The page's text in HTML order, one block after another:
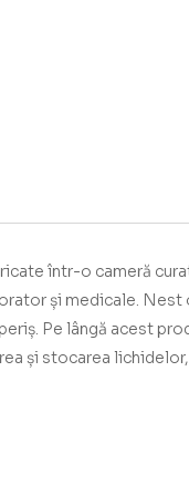
într-o cameră
și medicale. Nest
Pe lângă acest
și stocarea lichidelor,